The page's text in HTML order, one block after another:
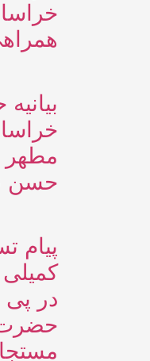
مطهر
حسن
پیام
در پی
حضرت